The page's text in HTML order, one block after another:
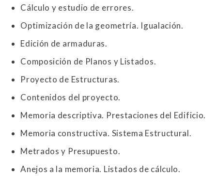
Cálculo y estudio de errores.
Optimización de la geometría. Igualación.
Edición de armaduras.
Composición de Planos y Listados.
Proyecto de Estructuras.
Contenidos del proyecto.
Memoria descriptiva. Prestaciones del Edificio.
Memoria constructiva. Sistema Estructural.
Metrados y Presupuesto.
Anejos a la memoria. Listados de cálculo.